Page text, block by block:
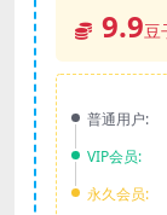
9.9豆
普通用户:
VIP会员:
永久会员: